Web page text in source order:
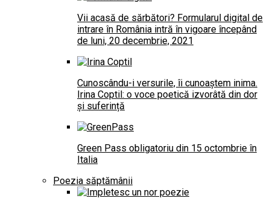
Vii acasă de sărbători? Formularul digital de
intrare în România intră în vigoare începând
de luni, 20 decembrie, 2021
Cunoscându-i versurile, îi cunoaștem inima.
Irina Coptil: o voce poetică izvorâtă din dor
și suferință
Green Pass obligatoriu din 15 octombrie în
Italia
Poezia săptămânii